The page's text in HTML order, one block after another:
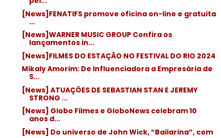
[News]FENATIFS promove oficina on-line e gratuita
...
[News]WARNER MUSIC GROUP Confira os
lançamentos in...
[News]FILMES DO ESTAÇÃO NO FESTIVAL DO RIO 2024
Mikaly Amorim: De Influenciadora a Empresária de
S...
[News] ATUAÇÕES DE SEBASTIAN STAN E JEREMY
STRONG ...
[News] Globo Filmes e GloboNews celebram 10
anos d...
[News] Do universo de John Wick, “Bailarina”, com